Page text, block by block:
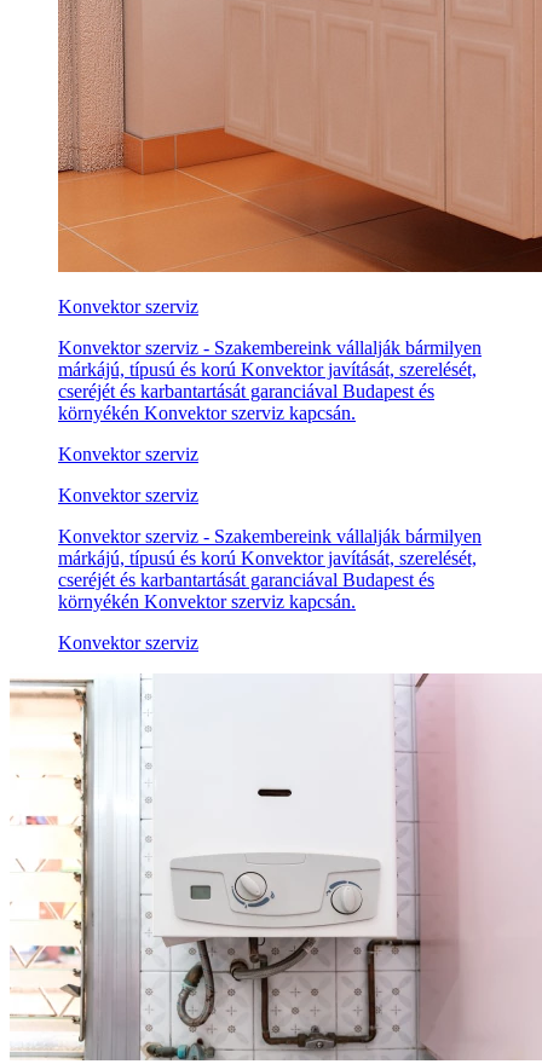
Konvektor szerviz
Konvektor szerviz - Szakembereink vállalják bármilyen
márkájú, típusú és korú Konvektor javítását, szerelését,
cseréjét és karbantartását garanciával Budapest és
környékén Konvektor szerviz kapcsán.
Konvektor szerviz
Konvektor szerviz
Konvektor szerviz - Szakembereink vállalják bármilyen
márkájú, típusú és korú Konvektor javítását, szerelését,
cseréjét és karbantartását garanciával Budapest és
környékén Konvektor szerviz kapcsán.
Konvektor szerviz